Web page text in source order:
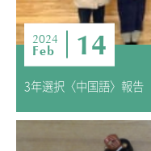
2024
Feb 14